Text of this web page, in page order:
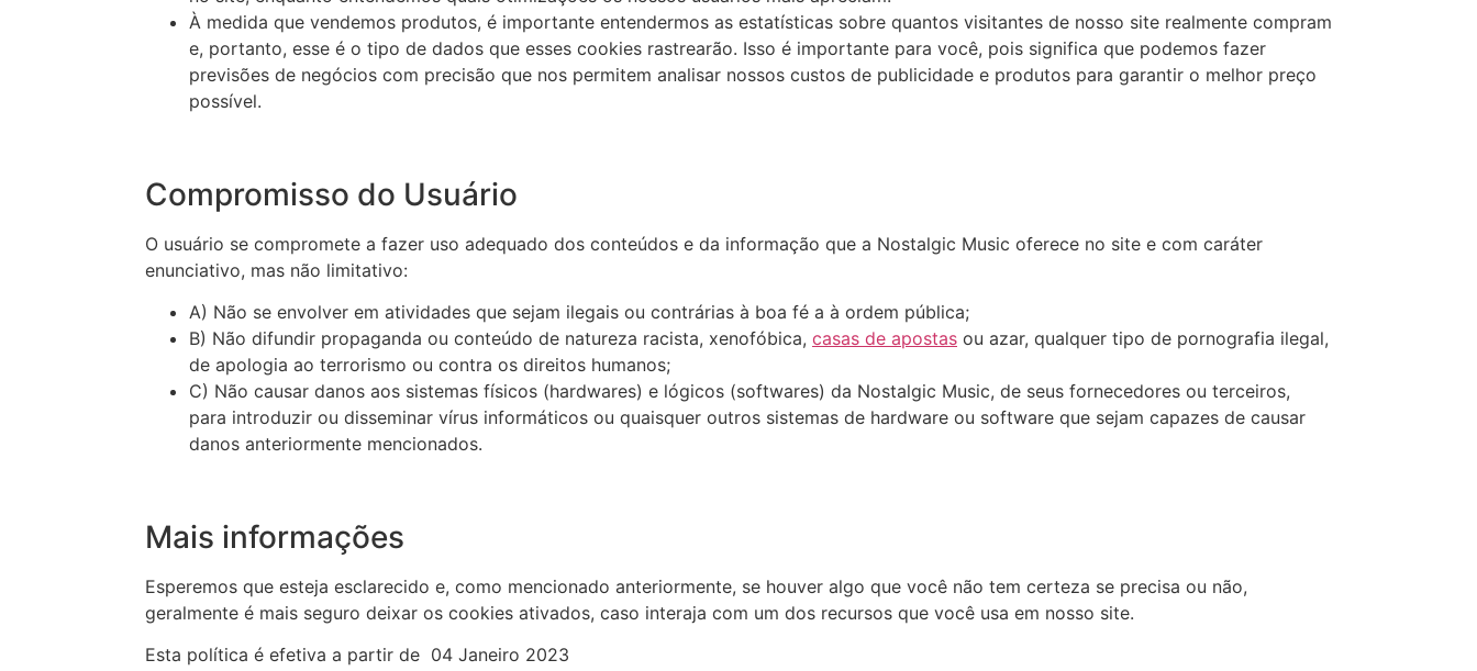
À medida que vendemos produtos, é importante entendermos as estatísticas sobre quantos visitantes de nosso site realmente compram
e, portanto, esse é o tipo de dados que esses cookies rastrearão. Isso é importante para você, pois significa que podemos fazer
previsões de negócios com precisão que nos permitem analisar nossos custos de publicidade e produtos para garantir o melhor preço
possível.
Compromisso do Usuário
O usuário se compromete a fazer uso adequado dos conteúdos e da informação que a Nostalgic Music oferece no site e com caráter
enunciativo, mas não limitativo:
A) Não se envolver em atividades que sejam ilegais ou contrárias à boa fé a à ordem pública;
B) Não difundir propaganda ou conteúdo de natureza racista, xenofóbica, casas de apostas ou azar, qualquer tipo de pornografia ilegal,
de apologia ao terrorismo ou contra os direitos humanos;
C) Não causar danos aos sistemas físicos (hardwares) e lógicos (softwares) da Nostalgic Music, de seus fornecedores ou terceiros,
para introduzir ou disseminar vírus informáticos ou quaisquer outros sistemas de hardware ou software que sejam capazes de causar
danos anteriormente mencionados.
Mais informações
Esperemos que esteja esclarecido e, como mencionado anteriormente, se houver algo que você não tem certeza se precisa ou não,
geralmente é mais seguro deixar os cookies ativados, caso interaja com um dos recursos que você usa em nosso site.
Esta política é efetiva a partir de 04 Janeiro 2023